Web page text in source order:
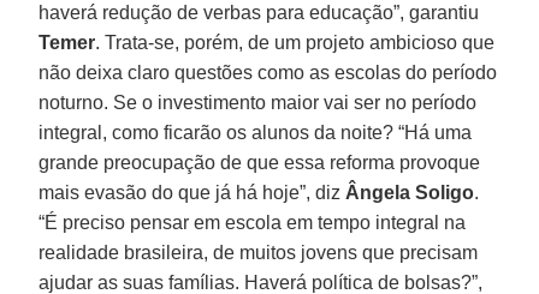
haverá redução de verbas para educação”, garantiu
Temer. Trata-se, porém, de um projeto ambicioso que
não deixa claro questões como as escolas do período
noturno. Se o investimento maior vai ser no período
integral, como ficarão os alunos da noite? “Há uma
grande preocupação de que essa reforma provoque
mais evasão do que já há hoje”, diz Ângela Soligo.
“É preciso pensar em escola em tempo integral na
realidade brasileira, de muitos jovens que precisam
ajudar as suas famílias. Haverá política de bolsas?”,